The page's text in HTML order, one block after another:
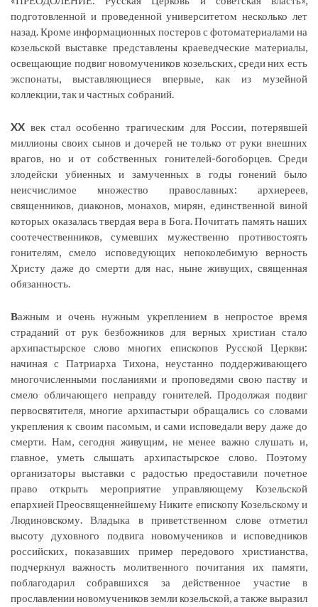
подготовленной и проведенной университетом несколько лет
назад. Кроме информационных постеров с фотоматериалами на
козельской выставке представлены краеведческие материалы,
освещающие подвиг новомучеников козельских, среди них есть
экспонаты, выставляющиеся впервые, как из музейной
коллекции, так и частных собраний.
XX век стал особенно трагическим для России, потерявшей
миллионы своих сынов и дочерей не только от руки внешних
врагов, но и от собственных гонителей-богоборцев. Среди
злодейски убиенных и замученных в годы гонений было
неисчислимое множество православных: архиереев,
священников, диаконов, монахов, мирян, единственной виной
которых оказалась твердая вера в Бога. Почитать память наших
соотечественников, сумевших мужественно противостоять
гонителям, смело исповедующих непоколебимую верность
Христу даже до смерти для нас, ныне живущих, священная
обязанность.
Важным и очень нужным укреплением в непростое время
страданий от рук безбожников для верных христиан стало
архипастырское слово многих епископов Русской Церкви:
начиная с Патриарха Тихона, неустанно поддерживающего
многочисленными посланиями и проповедями свою паству и
смело обличающего неправду гонителей. Продолжая подвиг
первосвятителя, многие архипастыри обращались со словами
укрепления к своим пасомым, и сами исповедали веру даже до
смерти. Нам, сегодня живущим, не менее важно слушать и,
главное, уметь слышать архипастырское слово. Поэтому
организаторы выставки с радостью предоставили почетное
право открыть мероприятие управляющему Козельской
епархией Преосвященнейшему Никите епископу Козельскому и
Людиновскому. Владыка в приветственном слове отметил
высоту духовного подвига новомучеников и исповедников
российских, показавших пример передового христианства,
подчеркнул важность молитвенного почитания их памяти,
поблагодарил собравшихся за действенное участие в
прославлении новомучеников земли козельской, а также выразил